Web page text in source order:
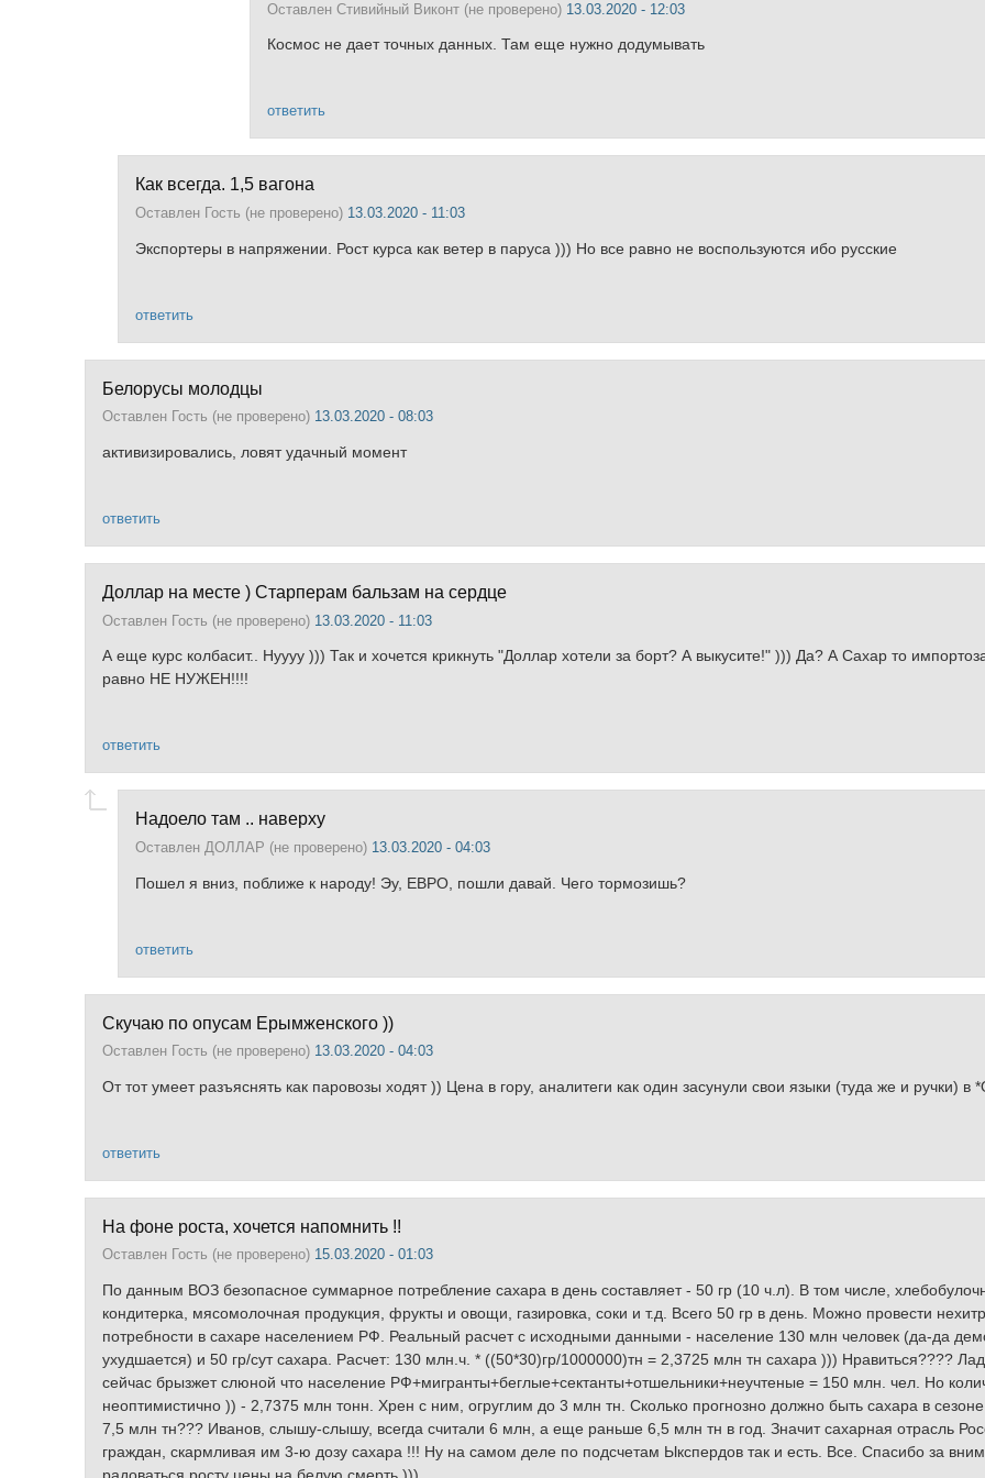
Оставлен Стивийный Виконт (не проверено) 13.03.2020 - 12:03
Космос не дает точных данных. Там еще нужно додумывать
ответить
Как всегда. 1,5 вагона
Оставлен Гость (не проверено) 13.03.2020 - 11:03
Экспортеры в напряжении. Рост курса как ветер в паруса ))) Но все равно не воспользуются ибо русские
ответить
Белорусы молодцы
Оставлен Гость (не проверено) 13.03.2020 - 08:03
активизировались, ловят удачный момент
ответить
Доллар на месте ) Старперам бальзам на сердце
Оставлен Гость (не проверено) 13.03.2020 - 11:03
А еще курс колбасит.. Нуууу ))) Так и хочется крикнуть "Доллар хотели за борт? А выкусите!" ))) Да? А Сахар то
равно НЕ НУЖЕН!!!!
ответить
Надоело там .. наверху
Оставлен ДОЛЛАР (не проверено) 13.03.2020 - 04:03
Пошел я вниз, поближе к народу! Эу, ЕВРО, пошли давай. Чего тормозишь?
ответить
Скучаю по опусам Ерымженского ))
Оставлен Гость (не проверено) 13.03.2020 - 04:03
От тот умеет разъяснять как паровозы ходят )) Цена в гору, аналитеги как один засунули свои языки (туда же и ручки) в
ответить
На фоне роста, хочется напомнить !!
Оставлен Гость (не проверено) 15.03.2020 - 01:03
По данным ВОЗ безопасное суммарное потребление сахара в день составляет - 50 гр (10 ч.л). В том числе,
кондитерка, мясомолочная продукция, фрукты и овощи, газировка, соки и т.д. Всего 50 гр в день. Можно провести
потребности в сахаре населением РФ. Реальный расчет с исходными данными - население 130 млн человек (да-да
ухудшается) и 50 гр/сут сахара. Расчет: 130 млн.ч. * ((50*30)гр/1000000)тн = 2,3725 млн тн сахара ))) Нравиться????
сейчас брызжет слюной что население РФ+мигранты+беглые+сектанты+отшельники+неучтеные = 150 млн. чел. Но
неоптимистично )) - 2,7375 млн тонн. Хрен с ним, огруглим до 3 млн тн. Сколько прогнозно должно быть сахара в
7,5 млн тн??? Иванов, слышу-слышу, всегда считали 6 млн, а еще раньше 6,5 млн тн в год. Значит сахарная отрасль
граждан, скармливая им 3-ю дозу сахара !!! Ну на самом деле по подсчетам Ыкспердов так и есть. Все. Спасибо за